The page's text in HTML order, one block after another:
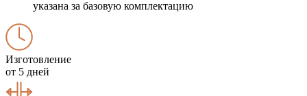
указана за базовую комплектацию
Изготовление
от 5 дней